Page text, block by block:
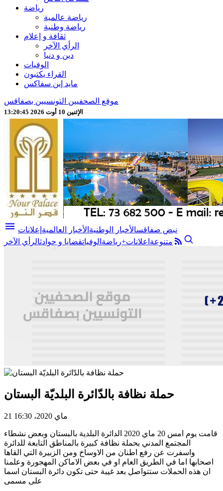
رياضة
رياضة عالمية
رياضة وطنية
ثقافة و إعلام
الرأي الآخر
دين و دنيا
الوفيات
القراء يكتبون
مايد إين سفاكس
موقع الصحفيين التونسيين بصفاقس
الإثنين 10 أوت 2026 13:20:47
menu نبض صفاقسالأخبار الوطنية الأخبار العالمية إعلانات
متنوعة اعلانات+رياضة الوفياتقضايا و حوادثالرأي الآخر
حملة نظافة بالدّائرة البلديّة البستان
21 ماي 2020، 16:30
قامت يوم امس 20 ماي 2020 الدائرة البلدية بالبستان وبعض نشطاء
المجتمع المدني بحملة نظافة كبيرة بالمناطق التابعة للدائرة
واسفرت عن رفع اطنان من الاوساخ ومن الزبيرة التي القاها
اصحابها اما في الطريق العام او في بعض الاماكن المهجورة وعلمنا
ان هذه الحملات ستتواصل بعد غيبة حتى تكون دائرة البستان اسما
على مسمى